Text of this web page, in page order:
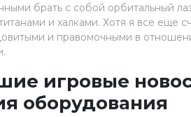
брать с собой орбитальный
и халками. Хотя я все еще
и правомочными в
игровые
оборудования